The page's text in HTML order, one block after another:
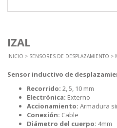
IZAL
INICIO > SENSORES DE DESPLAZAMIENTO >
Sensor inductivo de
Recorrido: 2, 5, 10 mm
Electrónica: Externo
Accionamiento: Armadura
Conexión: Cable
Diámetro del cuerpo: 4mm